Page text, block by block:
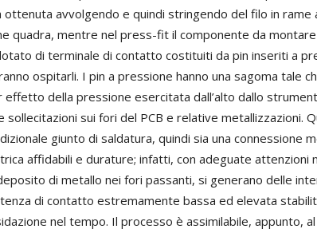
avvolgendo e quindi stringendo del filo in rame
quadra, mentre nel press-fit il componente da
di terminale di contatto costituiti da pin inseriti a
ospitarli. I pin a pressione hanno una sagoma tale
effetto della pressione esercitata dall’alto dallo
sui fori del PCB e relative metallizzazioni.
giunto di saldatura, quindi sia una connessione
affidabili e durature; infatti, con adeguate attenzioni
di metallo nei fori passanti, si generano delle
di contatto estremamente bassa ed elevata
nel tempo. Il processo è assimilabile, appunto,